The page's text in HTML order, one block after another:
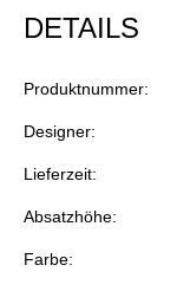
DETAILS
Produktnummer:
Designer:
Lieferzeit:
Absatzhöhe:
Farbe: